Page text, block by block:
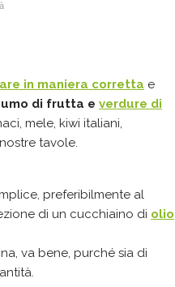
in maniera corretta e
di frutta e verdure di
mele, kiwi italiani,
tavole.
preferibilmente al
di un cucchiaino di olio
va bene, purché sia di